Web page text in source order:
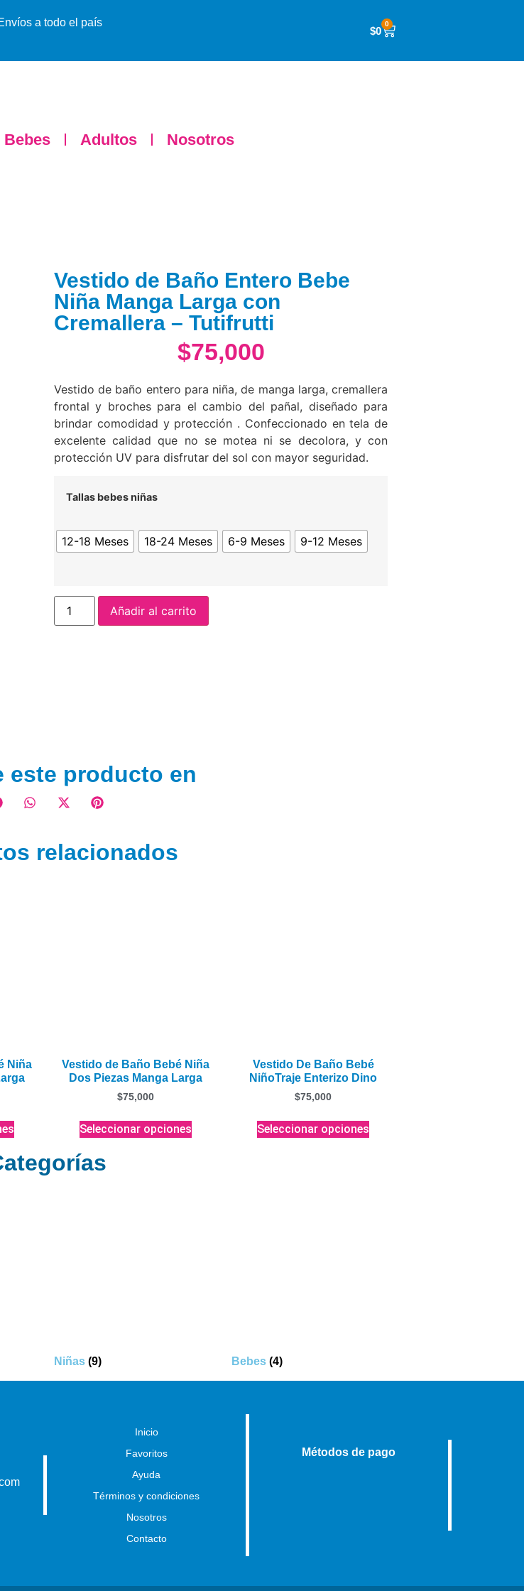
a todo el país
$0
0
Bebes Adultos Nosotros
Vestido de Baño Entero Bebe
Niña Manga Larga con
Cremallera – Tutifrutti
$75,000
Vestido de baño entero para niña, de manga larga, cremallera
frontal y broches para el cambio del pañal, diseñado para
brindar comodidad y protección . Confeccionado en tela de
excelente calidad que no se motea ni se decolora, y con
protección UV para disfrutar del sol con mayor seguridad.
Tallas bebes niñas
12-18 Meses 18-24 Meses 6-9 Meses 9-12 Meses
Añadir al carrito
este producto en
relacionados
Niña
Vestido de Baño Bebé Niña
Dos Piezas Manga Larga
$75,000
Seleccionar opciones
Vestido De Baño Bebé
NiñoTraje Enterizo Dino
$75,000
Seleccionar opciones
Niñas (9) Bebes (4)
Inicio
Favoritos
Ayuda
Términos y condiciones
Nosotros
Contacto
Métodos de pago